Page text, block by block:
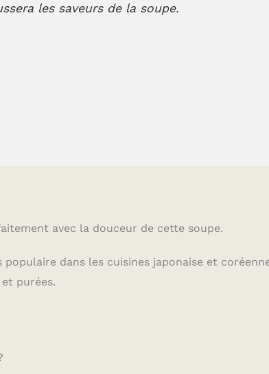
les saveurs de la soupe.
avec la douceur de cette soupe.
dans les cuisines japonaise et
purées.